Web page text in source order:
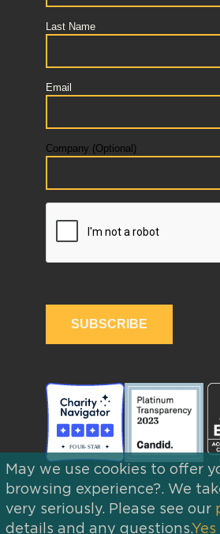
May we use cookies to offer
browsing experience?. We
very seriously. Please see our
details and any questions.Yes